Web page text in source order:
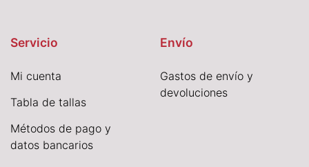
Servicio
Mi cuenta
Tabla de tallas
Métodos de pago y
datos bancarios
Envío
Gastos de envío y
devoluciones